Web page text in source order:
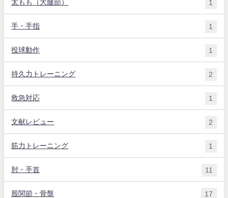
太もも（大腿部） 1
手・手指 1
投球動作 1
持久力トレーニング 2
救急対応 1
文献レビュー 2
筋力トレーニング 1
肘・手首 11
股関節・骨盤 17